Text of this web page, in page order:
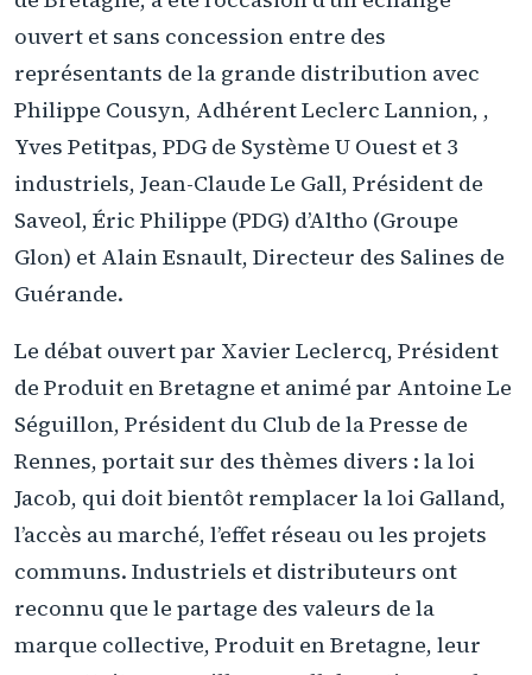
ouvert et sans concession entre des
représentants de la grande distribution avec
Philippe Cousyn, Adhérent Leclerc Lannion, ,
Yves Petitpas, PDG de Système U Ouest et 3
industriels, Jean-Claude Le Gall, Président de
Saveol, Éric Philippe (PDG) d’Altho (Groupe
Glon) et Alain Esnault, Directeur des Salines de
Guérande.
Le débat ouvert par Xavier Leclercq, Président
de Produit en Bretagne et animé par Antoine Le
Séguillon, Président du Club de la Presse de
Rennes, portait sur des thèmes divers : la loi
Jacob, qui doit bientôt remplacer la loi Galland,
l’accès au marché, l’effet réseau ou les projets
communs. Industriels et distributeurs ont
reconnu que le partage des valeurs de la
marque collective, Produit en Bretagne, leur